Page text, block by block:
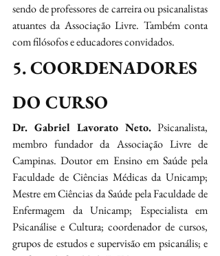
sendo de professores de carreira ou psicanalistas
atuantes da Associação Livre. Também conta
com filósofos e educadores convidados.
5. COORDENADORES
DO CURSO
Dr. Gabriel Lavorato Neto. Psicanalista,
membro fundador da Associação Livre de
Campinas. Doutor em Ensino em Saúde pela
Faculdade de Ciências Médicas da Unicamp;
Mestre em Ciências da Saúde pela Faculdade de
Enfermagem da Unicamp; Especialista em
Psicanálise e Cultura; coordenador de cursos,
grupos de estudos e supervisão em psicanális; e